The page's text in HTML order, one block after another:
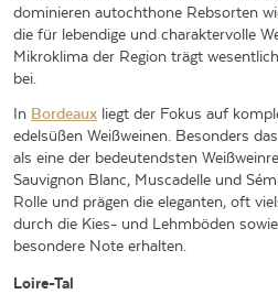
dominieren autochthone Rebsorten
die für lebendige und charaktervolle
Mikroklima der Region trägt
bei.
In Bordeaux liegt der Fokus auf
edelsüßen Weißweinen. Besonders
als eine der bedeutendsten
Sauvignon Blanc, Muscadelle und
Rolle und prägen die eleganten, oft
durch die Kies- und Lehmböden
besondere Note erhalten.
Loire-Tal